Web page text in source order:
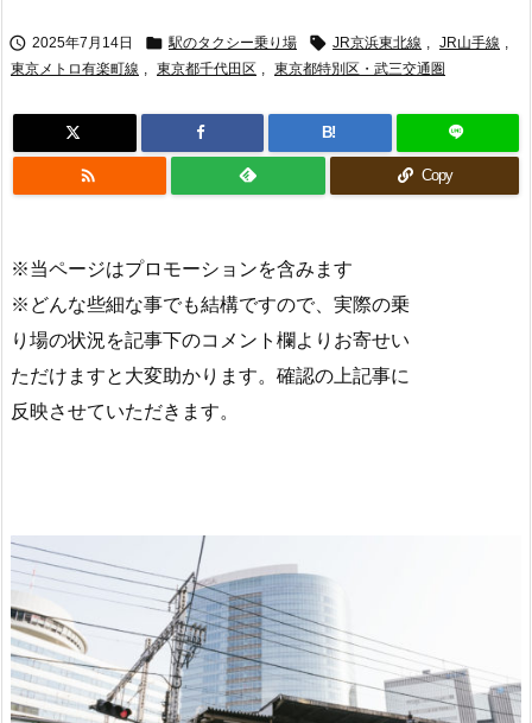
 2025年7月14日  駅のタクシー乗り場  JR京浜東北線 , JR山手線 ,
東京メトロ有楽町線 , 東京都千代田区 , 東京都特別区・武三交通圏
B!
 Copy
※当ページはプロモーションを含みます
※どんな些細な事でも結構ですので、実際の乗
り場の状況を記事下のコメント欄よりお寄せい
ただけますと大変助かります。確認の上記事に
反映させていただきます。